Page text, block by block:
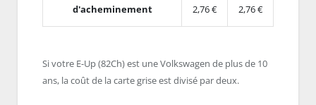
d'acheminement 2,76 € 2,76 €
Si votre E-Up (82Ch) est une Volkswagen de plus de 10
ans, la coût de la carte grise est divisé par deux.